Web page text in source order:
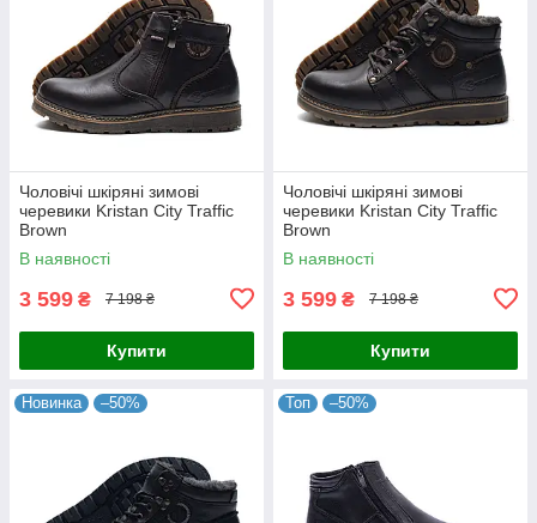
Чоловічі шкіряні зимові
черевики Kristan City Traffic
Brown
В наявності
3 599 ₴ 7 198 ₴
Купити
Чоловічі шкіряні зимові
черевики Kristan City Traffic
Brown
В наявності
3 599 ₴ 7 198 ₴
Купити
Новинка –50% Топ –50%